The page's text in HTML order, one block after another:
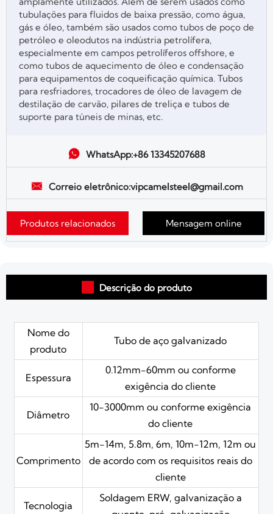
tubulações para fluidos de baixa pressão, como água,
gás e óleo, também são usados como tubos de poço de
petróleo e oleodutos na indústria petrolífera,
especialmente em campos petrolíferos offshore, e
como tubos de aquecimento de óleo e condensação
para equipamentos de coqueificação química. Tubos
para resfriadores, trocadores de óleo de lavagem de
destilação de carvão, pilares de treliça e tubos de
suporte para túneis de minas, etc.
 WhatsApp:+86 13345207688
 Correio eletrônico:vipcamelsteel@gmail.com
Produtos relacionados Mensagem online
Descrição do produto
Nome do
produto
Tubo de aço galvanizado
Espessura
0.12mm-60mm ou conforme
exigência do cliente
Diâmetro
10-3000mm ou conforme exigência
do cliente
Comprimento
5m-14m, 5.8m, 6m, 10m-12m, 12m ou
de acordo com os requisitos reais do
cliente
Tecnologia
Soldagem ERW, galvanização a